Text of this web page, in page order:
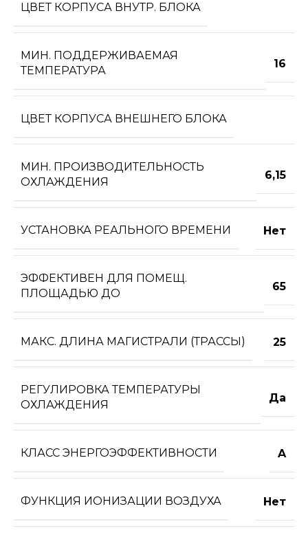
ЦВЕТ КОРПУСА ВНУТР. БЛОКА
МИН. ПОДДЕРЖИВАЕМАЯ
ТЕМПЕРАТУРА
16
ЦВЕТ КОРПУСА ВНЕШНЕГО БЛОКА
МИН. ПРОИЗВОДИТЕЛЬНОСТЬ
ОХЛАЖДЕНИЯ
6,15
УСТАНОВКА РЕАЛЬНОГО ВРЕМЕНИ Нет
ЭФФЕКТИВЕН ДЛЯ ПОМЕЩ.
ПЛОЩАДЬЮ ДО
65
МАКС. ДЛИНА МАГИСТРАЛИ (ТРАССЫ) 25
РЕГУЛИРОВКА ТЕМПЕРАТУРЫ
ОХЛАЖДЕНИЯ
Да
КЛАСС ЭНЕРГОЭФФЕКТИВНОСТИ A
ФУНКЦИЯ ИОНИЗАЦИИ ВОЗДУХА Нет